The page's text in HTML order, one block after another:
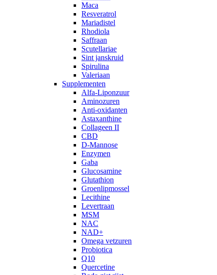
Maca
Resveratrol
Mariadistel
Rhodiola
Saffraan
Scutellariae
Sint janskruid
Spirulina
Valeriaan
Supplementen
Alfa-Liponzuur
Aminozuren
Anti-oxidanten
Astaxanthine
Collageen II
CBD
D-Mannose
Enzymen
Gaba
Glucosamine
Glutathion
Groenlipmossel
Lecithine
Levertraan
MSM
NAC
NAD+
Omega vetzuren
Probiotica
Q10
Quercetine